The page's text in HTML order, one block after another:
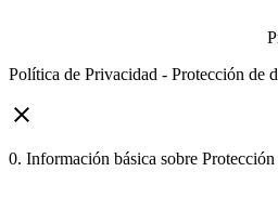
Política de Privacidad - Protección de
close
0. Información básica sobre